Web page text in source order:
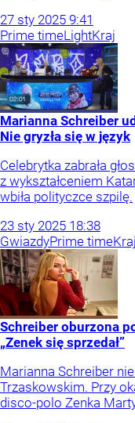
27 sty 2025 9:41
Prime timeLightKraj
Marianna Schreiber
Nie gryzła się w język
Celebrytka zabrała
z wykształceniem
wbiła polityczce szpilę.
23 sty 2025 18:38
GwiazdyPrime timeKraj
Schreiber oburzona
„Zenek się sprzedał”
Marianna Schreiber
Trzaskowskim. Przy
disco-polo Zenka